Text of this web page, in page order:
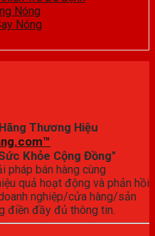
Nóng
Nóng
Thương Hiệu
Khỏe Cộng Đồng"
pháp bán hàng cùng
quả hoạt động và phản hồi
nghiệp/cửa hàng/sản
điền đầy đủ thông tin.